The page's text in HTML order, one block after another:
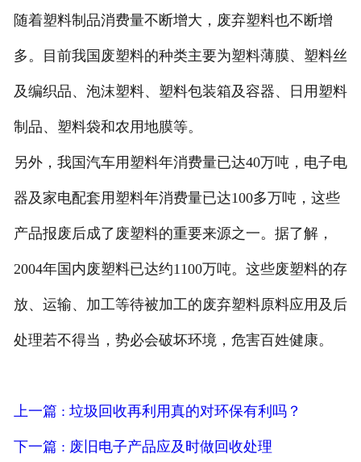
随着塑料制品消费量不断增大，废弃塑料也不断增
多。目前我国废塑料的种类主要为塑料薄膜、塑料丝
及编织品、泡沫塑料、塑料包装箱及容器、日用塑料
制品、塑料袋和农用地膜等。
另外，我国汽车用塑料年消费量已达40万吨，电子电
器及家电配套用塑料年消费量已达100多万吨，这些
产品报废后成了废塑料的重要来源之一。据了解，
2004年国内废塑料已达约1100万吨。这些废塑料的存
放、运输、加工等待被加工的废弃塑料原料应用及后
处理若不得当，势必会破坏环境，危害百姓健康。
上一篇 : 垃圾回收再利用真的对环保有利吗？
下一篇 : 废旧电子产品应及时做回收处理